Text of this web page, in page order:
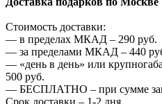
Стоимость доставки:
— в пределах МКАД – 290 руб.
— за пределами МКАД – 440
— «день в день» или
500 руб.
— БЕСПЛАТНО – при сумме
Срок доставки – 1-2 дня